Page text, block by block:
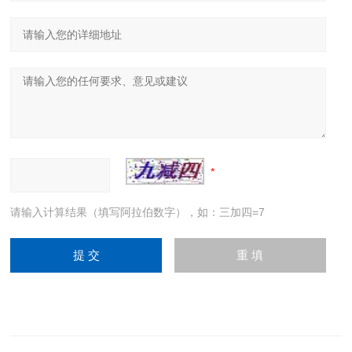
请输入计算结果（填写阿拉伯数字），如：三加四=7